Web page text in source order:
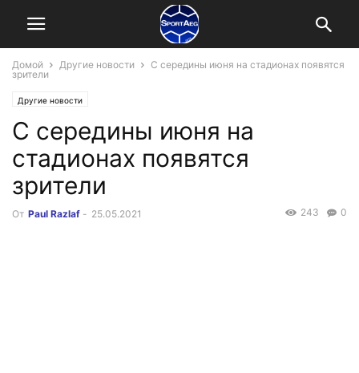
Домой Другие новости
С середины июня на стадионах появятся
зрители
Другие новости
С середины июня на
стадионах появятся
зрители
От Paul Razlaf - 25.05.2021 0
243